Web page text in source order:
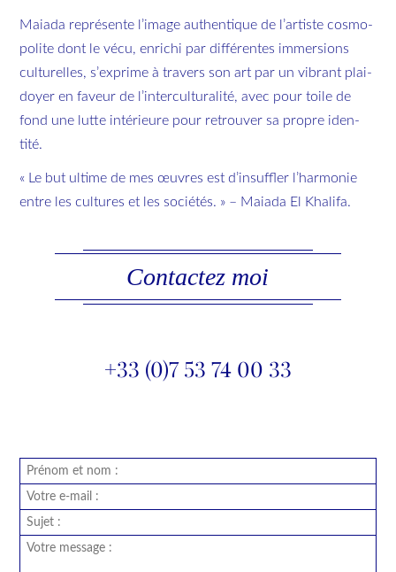
Maiada re­pré­sente l’image au­then­tique de l’ar­tiste cos­mo­
po­lite dont le vécu, en­ri­chi par dif­fé­rentes im­mer­sions
cultu­relles, s’ex­prime à tra­vers son art par un vi­brant plai­
doyer en fa­veur de l’in­ter­cul­tu­ra­lité, avec pour toile de
fond une lutte in­té­rieure pour re­trou­ver sa propre iden­
tité.
« Le but ul­time de mes œuvres est d’in­suf­fler l’har­mo­nie
entre les cultures et les so­cié­tés. » – Maiada El Khalifa.
Contactez moi
+33 (0)7 53 74 00 33